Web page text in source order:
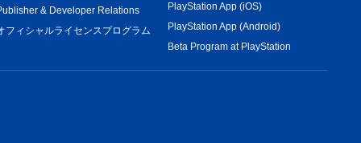
& Developer Relations
フィシャルライセンスプログラム
PlayStation App (iOS)
PlayStation App (Android)
Beta Program at PlayStation